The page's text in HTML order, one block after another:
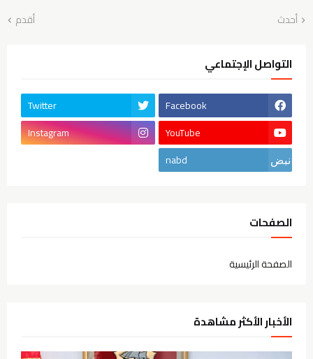
أحدث أقدم
التواصل الإجتماعي
Facebook
Twitter
YouTube
Instagram
nabd
الصفحات
الصفحة الرئيسية
الأخبار الأكثر مشاهدة